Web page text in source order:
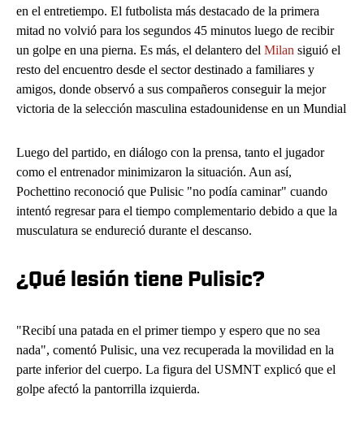
en el entretiempo. El futbolista más destacado de la primera
mitad no volvió para los segundos 45 minutos luego de recibir
un golpe en una pierna. Es más, el delantero del Milan siguió el
resto del encuentro desde el sector destinado a familiares y
amigos, donde observó a sus compañeros conseguir la mejor
victoria de la selección masculina estadounidense en un Mundial
Luego del partido, en diálogo con la prensa, tanto el jugador
como el entrenador minimizaron la situación. Aun así,
Pochettino reconoció que Pulisic "no podía caminar" cuando
intentó regresar para el tiempo complementario debido a que la
musculatura se endureció durante el descanso.
¿Qué lesión tiene Pulisic?
"Recibí una patada en el primer tiempo y espero que no sea
nada", comentó Pulisic, una vez recuperada la movilidad en la
parte inferior del cuerpo. La figura del USMNT explicó que el
golpe afectó la pantorrilla izquierda.